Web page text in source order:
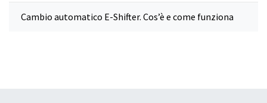
Cambio automatico E-Shifter. Cos’è e come funziona